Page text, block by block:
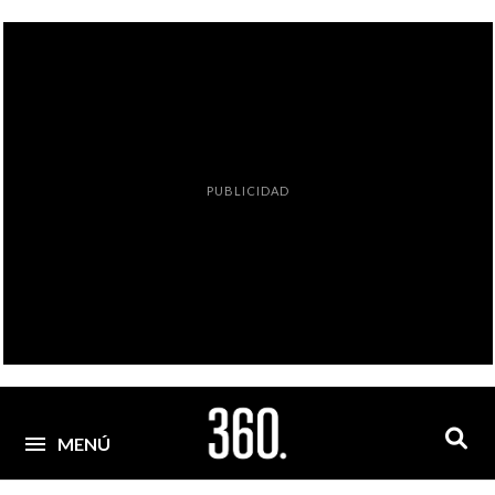
PUBLICIDAD
MENÚ